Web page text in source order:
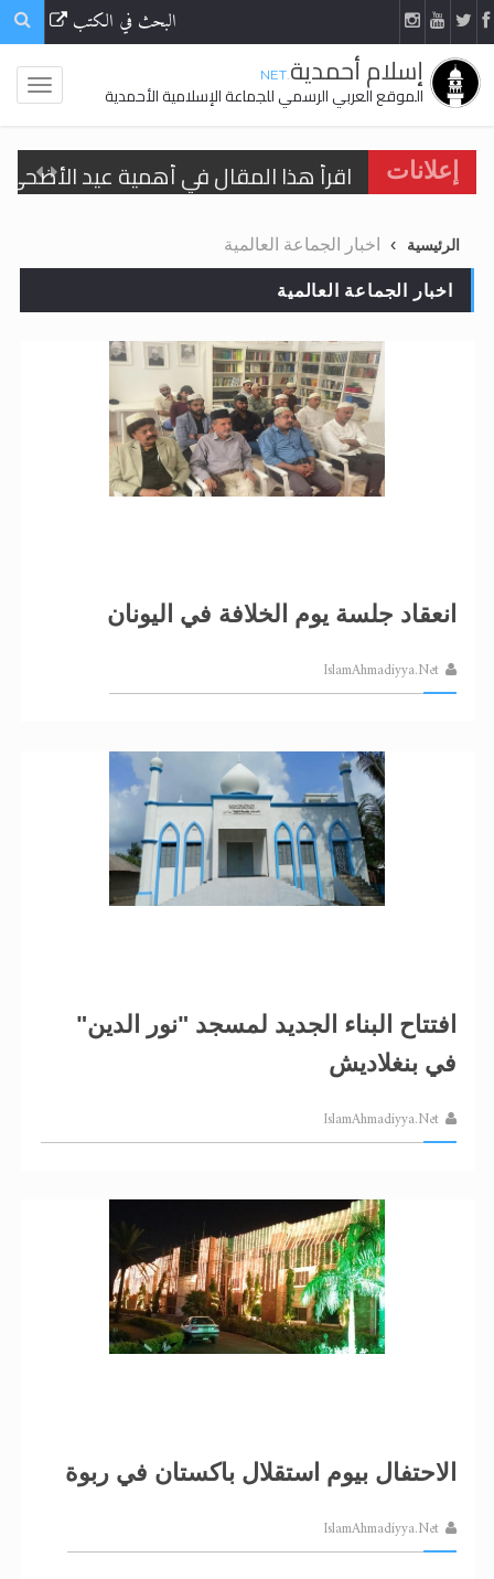
البحث في الكتب
إسلام أحمدية.NET
الموقع العربي الرسمي للجماعة الإسلامية الأحمدية
إعلانات
اقرأ هذا المقال في أهمية عيد
تعميم هامّ لأفراد الجماعة >> المزيد
تعميم هامّ لأفراد الجماعة >> المزيد
اقرأ هذا الكتاب وتعرّف على حقيقة
الرئيسية اخبار الجماعة العالمية
اخبار الجماعة العالمية
انعقاد جلسة يوم الخلافة في اليونان
IslamAhmadiyya.Net
افتتاح البناء الجديد لمسجد "نور الدين"
في بنغلاديش
IslamAhmadiyya.Net
الاحتفال بيوم استقلال باكستان في ربوة
IslamAhmadiyya.Net